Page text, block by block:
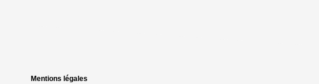
Mentions légales